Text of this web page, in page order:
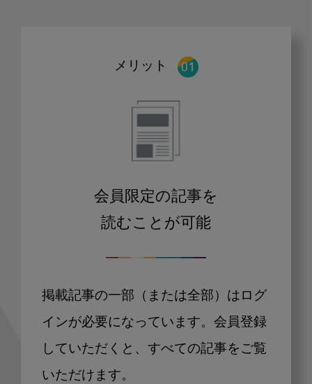
メリット
会員限定の記事を
読むことが可能
掲載記事の一部（または全部）はログ
インが必要になっています。会員登録
していただくと、すべての記事をご覧
いただけます。